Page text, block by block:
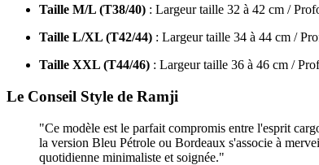
Taille M/L (T38/40) : Largeur taille 32 à 42 cm /
Taille L/XL (T42/44) : Largeur taille 34 à 44 cm /
Taille XXL (T44/46) : Largeur taille 36 à 46 cm /
Le Conseil Style de Ramji
"Ce modèle est le parfait compromis entre l'esprit
la version Bleu Pétrole ou Bordeaux s'associe à
quotidienne minimaliste et soignée."